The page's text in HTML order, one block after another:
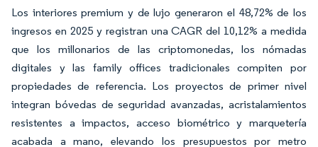
Los interiores premium y de lujo generaron el 48,72% de los
ingresos en 2025 y registran una CAGR del 10,12% a medida
que los millonarios de las criptomonedas, los nómadas
digitales y las family offices tradicionales compiten por
propiedades de referencia. Los proyectos de primer nivel
integran bóvedas de seguridad avanzadas, acristalamientos
resistentes a impactos, acceso biométrico y marquetería
acabada a mano, elevando los presupuestos por metro